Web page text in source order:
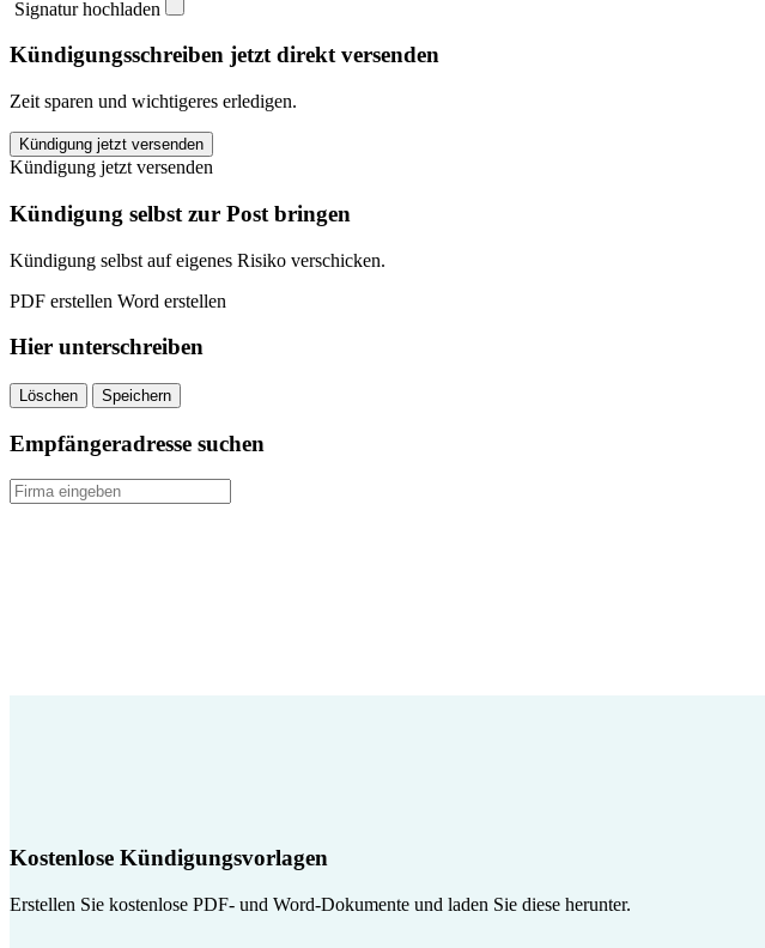
Signatur hochladen
Kündigungsschreiben jetzt direkt versenden
Zeit sparen und wichtigeres erledigen.
Verdi
Coburg
kündigen
quantity
Kündigung jetzt versenden
Kündigung jetzt versenden
Kündigung selbst zur Post bringen
Kündigung selbst auf eigenes Risiko verschicken.
PDF erstellen Word erstellen
Hier unterschreiben
Löschen Speichern
Empfängeradresse suchen
Kostenlose Kündigungsvorlagen
Erstellen Sie kostenlose PDF- und Word-Dokumente und laden Sie diese herunter.